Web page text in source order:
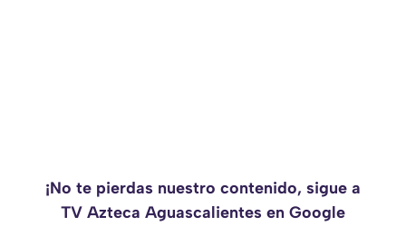
¡No te pierdas nuestro contenido, sigue a
TV Azteca Aguascalientes en Google